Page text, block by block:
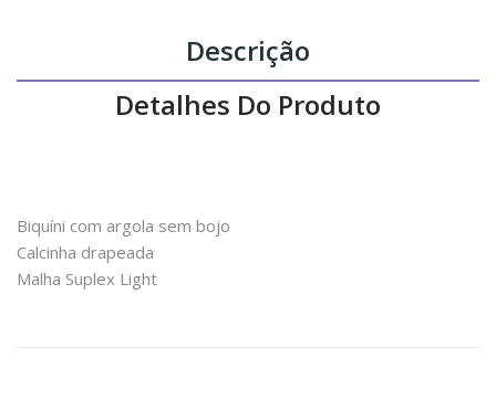
Descrição
Detalhes Do Produto
Biquíni com argola sem bojo
Calcinha drapeada
Malha Suplex Light